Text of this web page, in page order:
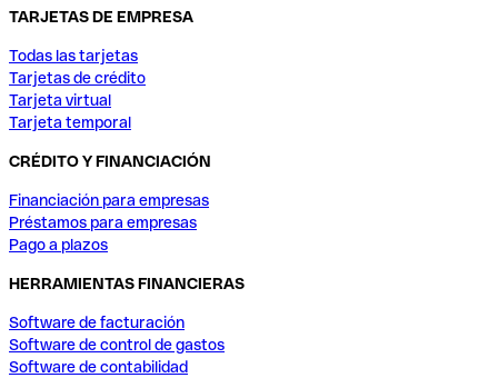
TARJETAS DE EMPRESA
Todas las tarjetas
Tarjetas de crédito
Tarjeta virtual
Tarjeta temporal
CRÉDITO Y FINANCIACIÓN
Financiación para empresas
Préstamos para empresas
Pago a plazos
HERRAMIENTAS FINANCIERAS
Software de facturación
Software de control de gastos
Software de contabilidad